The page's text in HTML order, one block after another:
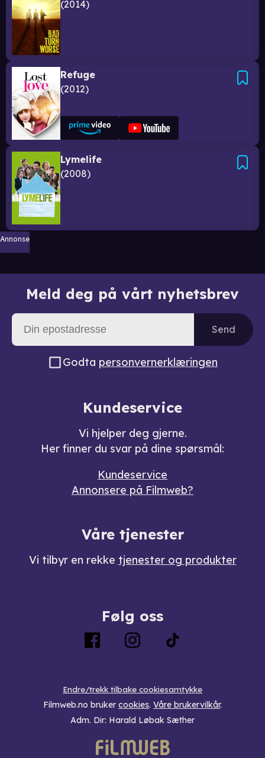
2014
Refuge
2012
Lymelife
2008
Annonse
Meld deg på vårt nyhetsbrev
Send
Godta personvernerklæringen
Kundeservice
Vi hjelper deg gjerne.
Her finner du svar på dine spørsmål:
Kundeservice
Annonsere på Filmweb?
Våre tjenester
Vi tilbyr en rekke tjenester og produkter
Følg oss
Endre/trekk tilbake cookiesamtykke
Filmweb.no bruker cookies. Våre brukervilkår.
Adm. Dir: Harald Løbak Sæther